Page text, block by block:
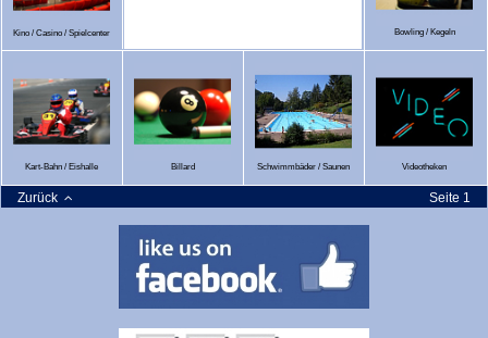
Kino / Casino / Spielcenter Bowling / Kegeln
Kart-Bahn / Eishalle Billard Schwimmbäder / Saunen Videotheken
Zurück Seite 1